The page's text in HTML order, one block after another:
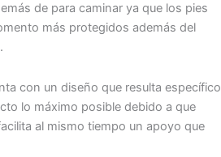
de para caminar ya que los pies
más protegidos además del
con un diseño que resulta específico
lo máximo posible debido a que
al mismo tiempo un apoyo que